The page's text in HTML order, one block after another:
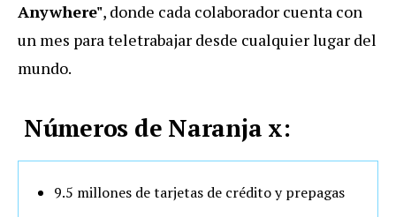
Anywhere", donde cada colaborador cuenta con
un mes para teletrabajar desde cualquier lugar del
mundo.
Números de Naranja x:
9.5 millones de tarjetas de crédito y prepagas